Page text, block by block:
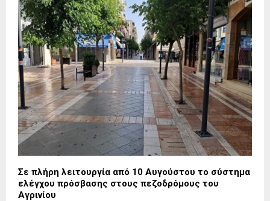
Σε πλήρη λειτουργία από 10 Αυγούστου το σύστημα
ελέγχου πρόσβασης στους πεζοδρόμους του
Αγρινίου